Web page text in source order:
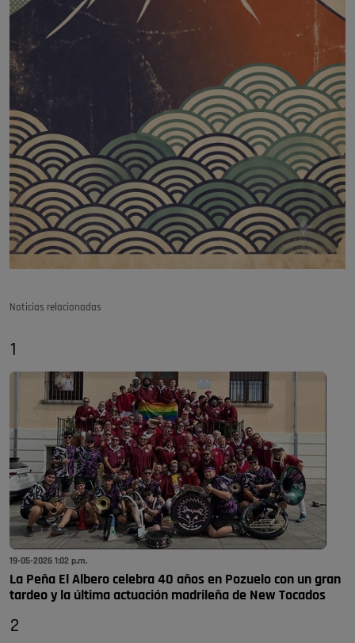
Noticias relacionadas
1
19-05-2026 1:02 p.m.
La Peña El Albero celebra 40 años en Pozuelo con un gran
tardeo y la última actuación madrileña de New Tocados
2